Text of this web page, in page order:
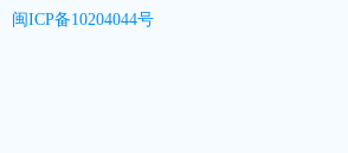
闽ICP备10204044号